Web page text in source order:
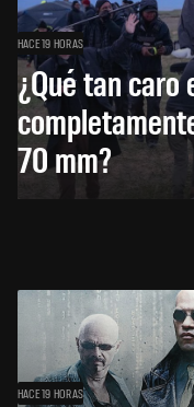
HACE 19 HORAS
¿Qué tan
70 mm?
HACE 19 HORAS